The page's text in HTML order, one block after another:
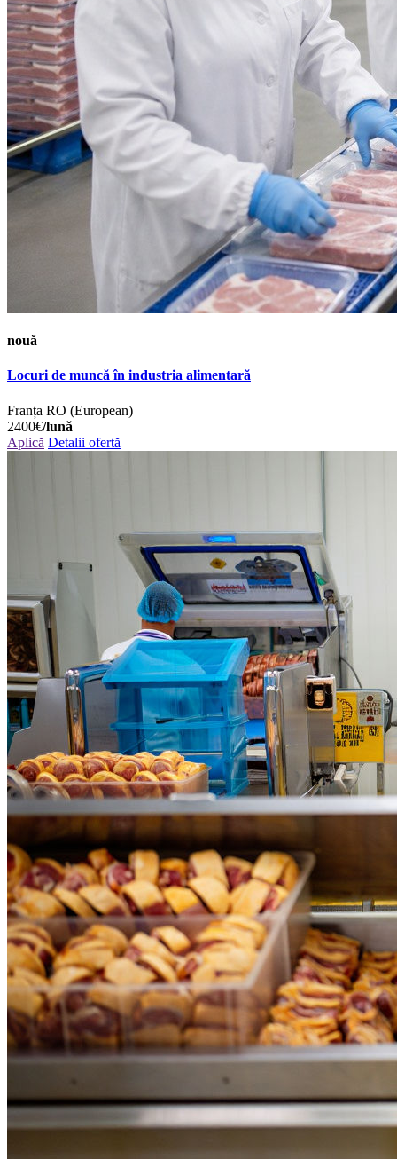
nouă
Locuri de muncă în industria alimentară
Franța RO (European)
2400€/lună
Aplică Detalii ofertă